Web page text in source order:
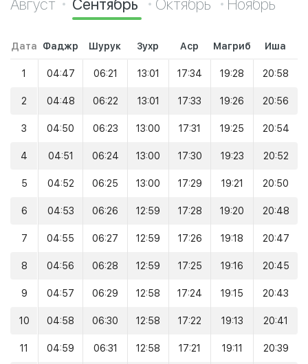
Август Сентябрь Октябрь Ноябрь
Дата Фаджр Шурук Зухр Аср Магриб Иша
1 04:47 06:21 13:01 17:34 19:28 20:58
2 04:48 06:22 13:01 17:33 19:26 20:56
3 04:50 06:23 13:00 17:31 19:25 20:54
4 04:51 06:24 13:00 17:30 19:23 20:52
5 04:52 06:25 13:00 17:29 19:21 20:50
6 04:53 06:26 12:59 17:28 19:20 20:48
7 04:55 06:27 12:59 17:26 19:18 20:47
8 04:56 06:28 12:59 17:25 19:16 20:45
9 04:57 06:29 12:58 17:24 19:15 20:43
10 04:58 06:30 12:58 17:22 19:13 20:41
11 04:59 06:31 12:58 17:21 19:11 20:39